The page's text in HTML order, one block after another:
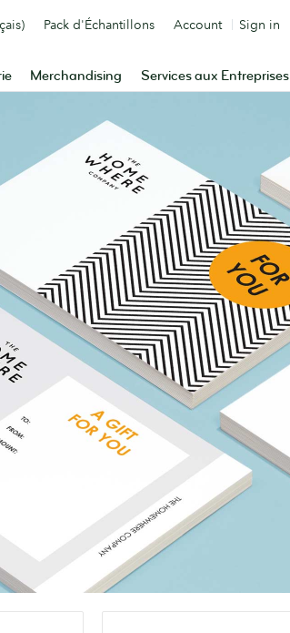
Merchandising Services aux Entreprises
Pack d'Échantillons Account Sign in